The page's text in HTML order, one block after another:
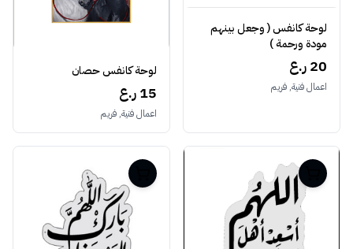
لوحة كانفس ( وجعل بينهم
مودة ورحمة )
20 ر.ع
اعمال فنية, فريم
لوحة كانفس حصان
15 ر.ع
اعمال فنية, فريم